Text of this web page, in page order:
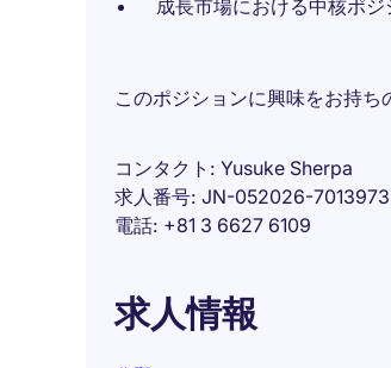
成長市場における中核ポ
このポジションに興味をお持ち
コンタクト
Yusuke Sherpa
求人番号 JN-052026-7013973
電話 +81 3 6627 6109
求人情報